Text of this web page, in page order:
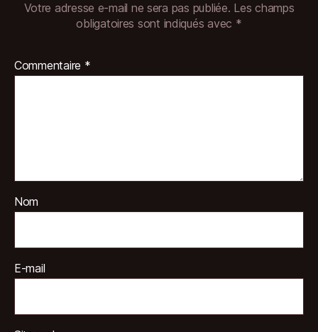
Votre adresse e-mail ne sera pas publiée. Les champs
obligatoires sont indiqués avec *
Commentaire *
Nom
E-mail